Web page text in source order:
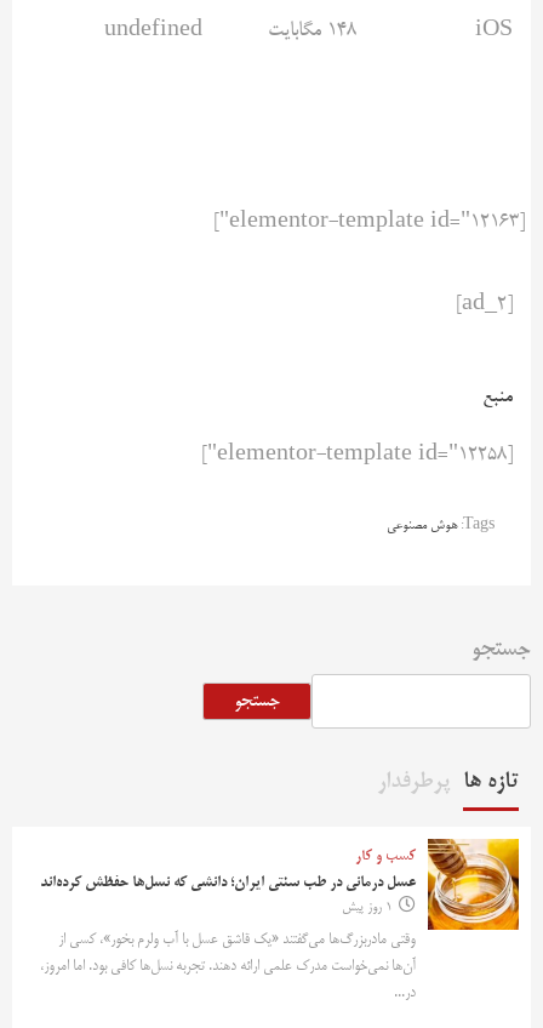
iOS
148 مگابایت
undefined
منبع
Tags: هوش مصنوعی
جستجو
جستجو
تازه ها پرطرفدار
کسب و کار
عسل درمانی در طب سنتی ایران؛ دانشی که نسل‌ها حفظش کرده‌اند
1 روز پیش
وقتی مادربزرگ‌ها می‌گفتند «یک قاشق عسل با آب ولرم بخور»، کسی از
آن‌ها نمی‌خواست مدرک علمی ارائه دهند. تجربه نسل‌ها کافی بود. اما امروز،
در...